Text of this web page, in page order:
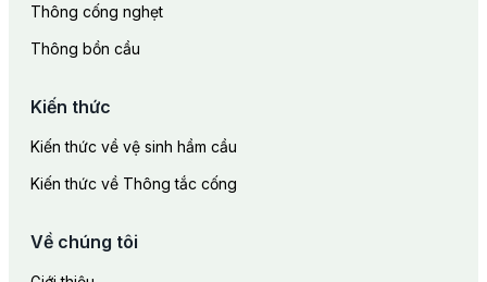
Thông cống nghẹt
Thông bồn cầu
Kiến thức
Kiến thức về vệ sinh hầm cầu
Kiến thức về Thông tắc cống
Về chúng tôi